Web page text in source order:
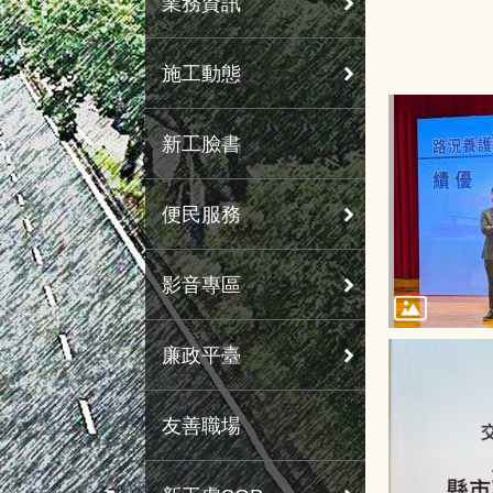
施工動態
新工臉書
便民服務
影音專區
廉政平臺
友善職場